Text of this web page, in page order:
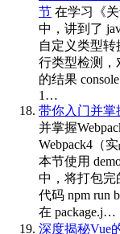
节 在学习《
中，讲到了
自定义类型转
行类型检测，
的结果
1…
带你入门并掌
并掌握
Webpack4（
本节使用
中，将打包完
代码 npm run
在 package.j…
深度揭秘Vue